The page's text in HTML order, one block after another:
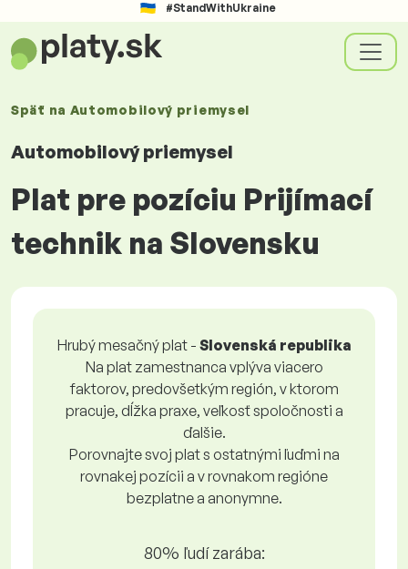
#StandWithUkraine
Späť na Automobilový priemysel
Automobilový priemysel
Plat pre pozíciu Prijímací
technik na Slovensku
Hrubý mesačný plat - Slovenská republika
Na plat zamestnanca vplýva viacero
faktorov, predovšetkým región, v ktorom
pracuje, dĺžka praxe, veľkosť spoločnosti a
ďalšie.
Porovnajte svoj plat s ostatnými ľuďmi na
rovnakej pozícii a v rovnakom regióne
bezplatne a anonymne.
80% ľudí zarába: